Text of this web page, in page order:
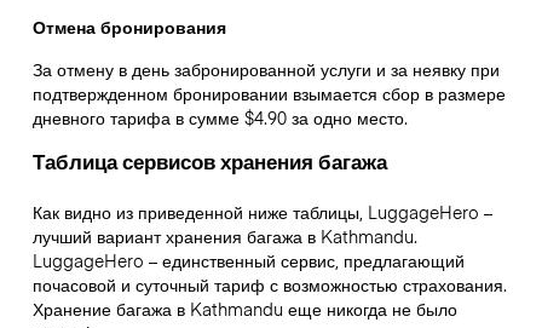
Отмена бронирования
За отмену в день забронированной услуги и за неявку при
подтвержденном бронировании взымается сбор в размере
дневного тарифа в сумме $4.90 за одно место.
Таблица сервисов хранения багажа
Как видно из приведенной ниже таблицы, LuggageHero –
лучший вариант хранения багажа в Kathmandu.
LuggageHero – единственный сервис, предлагающий
почасовой и суточный тариф с возможностью страхования.
Хранение багажа в Kathmandu еще никогда не было